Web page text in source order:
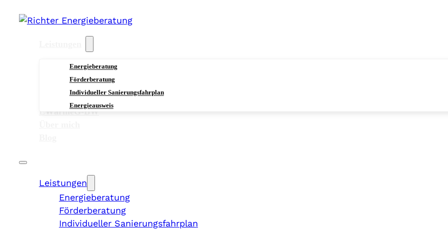
Energieberatung
Förderberatung
Individueller Sanierungsfahrplan
Energieausweis
EWärmeG-BW
Leistungen
Energieberatung
Förderberatung
Individueller Sanierungsfahrplan